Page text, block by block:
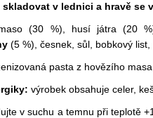
v lednici a hravě se
(30 %), husí játra (20
(5 %), česnek, sůl, bobkový
pasta z hovězího
výrobek obsahuje celer,
v suchu a temnu při teplotě